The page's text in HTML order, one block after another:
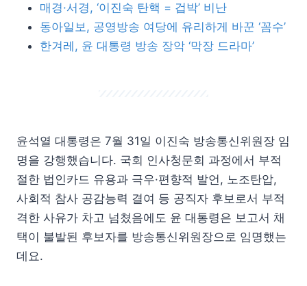
매경·서경, ‘이진숙 탄핵 = 겁박’ 비난
동아일보, 공영방송 여당에 유리하게 바꾼 ‘꼼수’
한겨레, 윤 대통령 방송 장악 ‘막장 드라마’
윤석열 대통령은 7월 31일 이진숙 방송통신위원장 임
명을 강행했습니다. 국회 인사청문회 과정에서 부적
절한 법인카드 유용과 극우·편향적 발언, 노조탄압,
사회적 참사 공감능력 결여 등 공직자 후보로서 부적
격한 사유가 차고 넘쳤음에도 윤 대통령은 보고서 채
택이 불발된 후보자를 방송통신위원장으로 임명했는
데요.